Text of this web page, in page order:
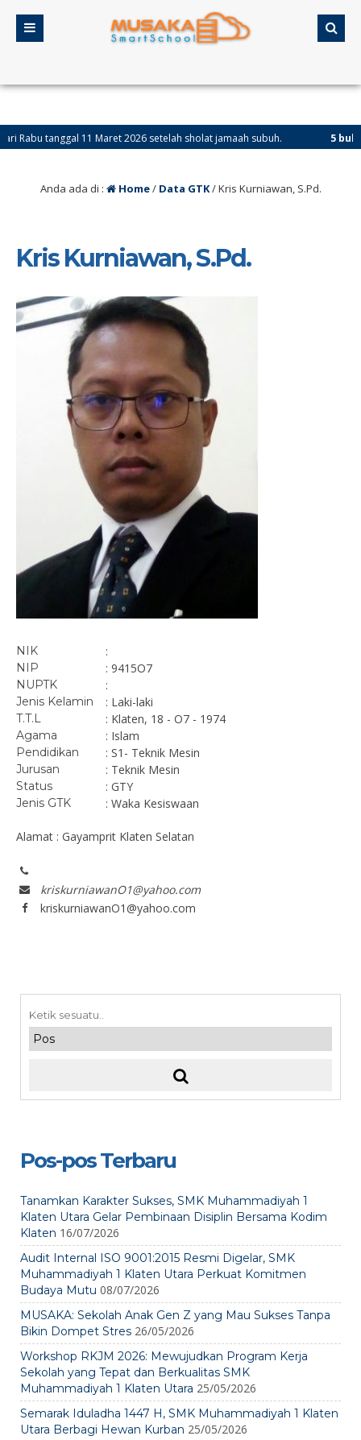
tanggal 11 Maret 2026 setelah sholat jamaah subuh. 5 bulan
Anda ada di : Home/ Data GTK/Kris Kurniawan, S.Pd.
Kris Kurniawan, S.Pd.
NIK :
NIP : 9415O7
NUPTK :
Jenis Kelamin : Laki-laki
T.T.L : Klaten, 18 - O7 - 1974
Agama : Islam
Pendidikan : S1- Teknik Mesin
Jurusan : Teknik Mesin
Status : GTY
Jenis GTK : Waka Kesiswaan
Alamat : Gayamprit Klaten Selatan
kriskurniawanO1@yahoo.com
kriskurniawanO1@yahoo.com
Pos-pos Terbaru
Tanamkan Karakter Sukses, SMK Muhammadiyah 1
Klaten Utara Gelar Pembinaan Disiplin Bersama Kodim
Klaten 16/07/2026
Audit Internal ISO 9001:2015 Resmi Digelar, SMK
Muhammadiyah 1 Klaten Utara Perkuat Komitmen
Budaya Mutu 08/07/2026
MUSAKA: Sekolah Anak Gen Z yang Mau Sukses Tanpa
Bikin Dompet Stres 26/05/2026
Workshop RKJM 2026: Mewujudkan Program Kerja
Sekolah yang Tepat dan Berkualitas SMK
Muhammadiyah 1 Klaten Utara 25/05/2026
Semarak Iduladha 1447 H, SMK Muhammadiyah 1 Klaten
Utara Berbagi Hewan Kurban 25/05/2026